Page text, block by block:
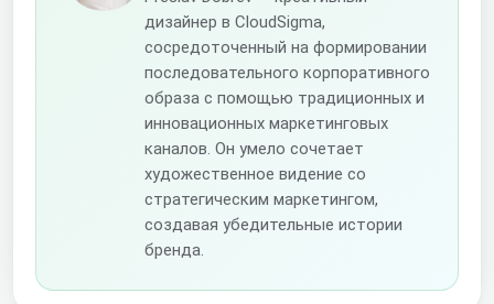
дизайнер в CloudSigma,
сосредоточенный на формировании
последовательного корпоративного
образа с помощью традиционных и
инновационных маркетинговых
каналов. Он умело сочетает
художественное видение со
стратегическим маркетингом,
создавая убедительные истории
бренда.